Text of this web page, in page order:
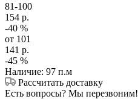
81-100
154 р.
-40 %
от 101
141 р.
-45 %
Наличие: 97 п.м
Рассчитать доставку
Есть вопросы? Мы перезвоним!